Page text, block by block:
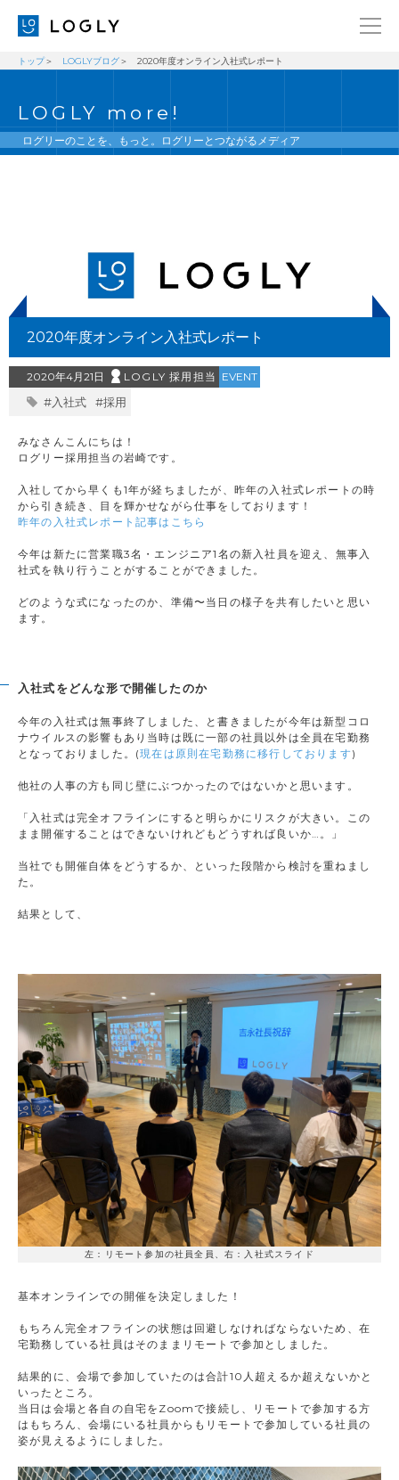
日本語
経営理念
メッセージ
IR
お問い合わせ
トップ LOGLYブログ 2020年度オンライン入社式レポート
LOGLY more!
ログリーのことを、もっと。ログリーとつながるメディア
2020年度オンライン入社式レポート
2020年4月21日 LOGLY 採用担当 EVENT
#入社式 #採用
みなさんこんにちは！
ログリー採用担当の岩崎です。
入社してから早くも1年が経ちましたが、昨年の入社式レポートの時
から引き続き、目を輝かせながら仕事をしております！
昨年の入社式レポート記事はこちら
今年は新たに営業職3名・エンジニア1名の新入社員を迎え、無事入
社式を執り行うことがすることができました。
どのような式になったのか、準備〜当日の様子を共有したいと思い
ます。
入社式をどんな形で開催したのか
今年の入社式は無事終了しました、と書きましたが今年は新型コロ
ナウイルスの影響もあり当時は既に一部の社員以外は全員在宅勤務
となっておりました。(現在は原則在宅勤務に移行しております)
他社の人事の方も同じ壁にぶつかったのではないかと思います。
「入社式は完全オフラインにすると明らかにリスクが大きい。この
まま開催することはできないけれどもどうすれば良いか…。」
当社でも開催自体をどうするか、といった段階から検討を重ねまし
た。
結果として、
左：リモート参加の社員全員、右：入社式スライド
基本オンラインでの開催を決定しました！
もちろん完全オフラインの状態は回避しなければならないため、在
宅勤務している社員はそのままリモートで参加としました。
結果的に、会場で参加していたのは合計10人超えるか超えないかと
いったところ。
当日は会場と各自の自宅をZoomで接続し、リモートで参加する方
はもちろん、会場にいる社員からもリモートで参加している社員の
姿が見えるようにしました。